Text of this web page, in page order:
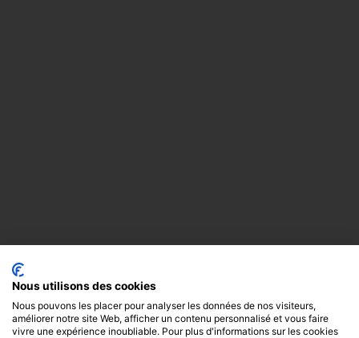
Nous utilisons des cookies
Nous pouvons les placer pour analyser les données de nos visiteurs,
améliorer notre site Web, afficher un contenu personnalisé et vous faire
vivre une expérience inoubliable. Pour plus d'informations sur les cookies